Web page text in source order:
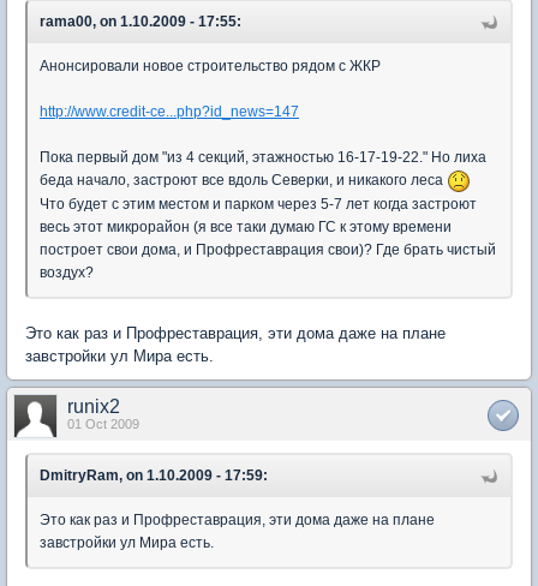
rama00, on 1.10.2009 - 17:55:
Анонсировали новое строительство рядом с ЖКР
http://www.credit-ce...php?id_news=147
Пока первый дом "из 4 секций, этажностью 16-17-19-22." Но лиха
беда начало, застроют все вдоль Северки, и никакого леса
Что будет с этим местом и парком через 5-7 лет когда застроют
весь этот микрорайон (я все таки думаю ГС к этому времени
построет свои дома, и Профреставрация свои)? Где брать чистый
воздух?
Это как раз и Профреставрация, эти дома даже на плане
завстройки ул Мира есть.
runix2
01 Oct 2009
DmitryRam, on 1.10.2009 - 17:59:
Это как раз и Профреставрация, эти дома даже на плане
завстройки ул Мира есть.